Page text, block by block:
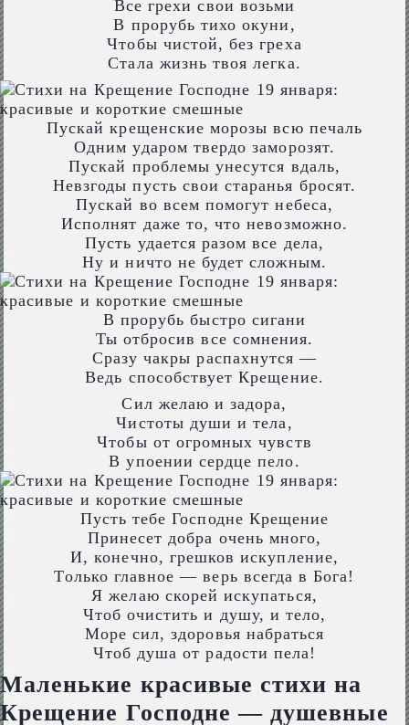
Все грехи свои возьми
В прорубь тихо окуни,
Чтобы чистой, без греха
Стала жизнь твоя легка.
Пускай крещенские морозы всю печаль
Одним ударом твердо заморозят.
Пускай проблемы унесутся вдаль,
Невзгоды пусть свои старанья бросят.
Пускай во всем помогут небеса,
Исполнят даже то, что невозможно.
Пусть удается разом все дела,
Ну и ничто не будет сложным.
В прорубь быстро сигани
Ты отбросив все сомнения.
Сразу чакры распахнутся —
Ведь способствует Крещение.
Сил желаю и задора,
Чистоты души и тела,
Чтобы от огромных чувств
В упоении сердце пело.
Пусть тебе Господне Крещение
Принесет добра очень много,
И, конечно, грешков искупление,
Только главное — верь всегда в Бога!
Я желаю скорей искупаться,
Чтоб очистить и душу, и тело,
Море сил, здоровья набраться
Чтоб душа от радости пела!
Маленькие красивые стихи на
Крещение Господне — душевные